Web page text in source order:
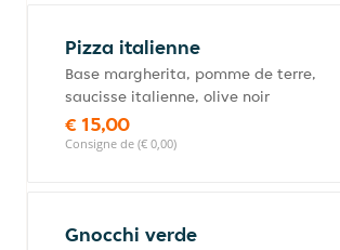
Pizza italienne
Base margherita, pomme de terre,
saucisse italienne, olive noir
€ 15,00
Consigne de (€ 0,00)
Gnocchi verde